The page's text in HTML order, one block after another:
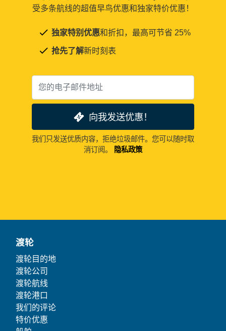
受多条航线的超值早鸟优惠和独家特价优惠！
独家特别优惠和折扣，最高可节省 25%
抢先了解新时刻表
向我发送优惠！
我们只发送优质内容，拒绝垃圾邮件。您可以随时取
消订阅。
隐私政策
渡轮
渡轮目的地
渡轮公司
渡轮航线
渡轮港口
我们的评论
特价优惠